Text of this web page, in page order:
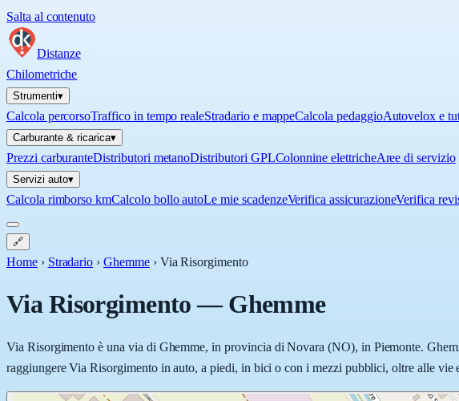
Salta al contenuto
Distanze
Chilometriche
Strumenti▾
Calcola percorsoTraffico in tempo realeStradario e mappeCalcola pedaggioAutovelox e
Carburante & ricarica▾
Prezzi carburanteDistributori metanoDistributori GPLColonnine elettricheAree di servizio
Servizi auto▾
Calcola rimborso kmCalcolo bollo autoLe mie scadenzeVerifica assicurazioneVerifica
🔗
Home › Stradario › Ghemme › Via Risorgimento
Via Risorgimento—Ghemme
Via Risorgimento è una via di Ghemme, in provincia di Novara (NO), in Piemonte.
raggiungere Via Risorgimento in auto, a piedi, in bici o con i mezzi pubblici, oltre alle vie